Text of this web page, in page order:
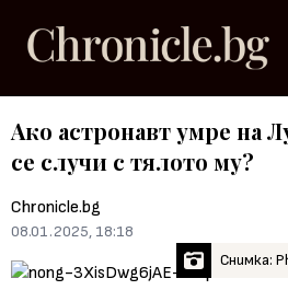
Ако астронавт умре на
се случи с тялото му?
Chronicle.bg
08.01.2025, 18:18
Снимка: